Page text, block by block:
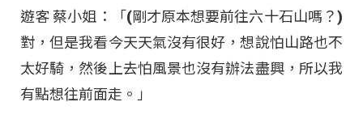
遊客 蔡小姐：「(剛才原本想要前往六十石山嗎？)
對，但是我看今天天氣沒有很好，想說怕山路也不
太好騎，然後上去怕風景也沒有辦法盡興，所以我
有點想往前面走。」